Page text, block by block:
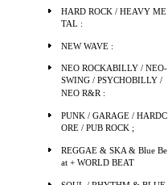
HARD ROCK / HEAVY ME
TAL :
NEW WAVE :
NEO ROCKABILLY / NEO-
SWING / PSYCHOBILLY /
NEO R&R :
PUNK / GARAGE / HARDC
ORE / PUB ROCK ;
REGGAE & SKA & Blue Be
at + WORLD BEAT